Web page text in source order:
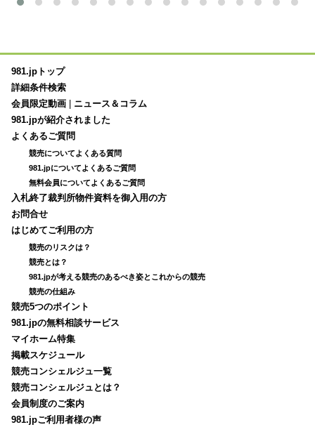
981.jpトップ
詳細条件検索
会員限定動画
ニュース＆コラム
981.jpが紹介されました
よくあるご質問
競売についてよくある質問
981.jpについてよくあるご質問
無料会員についてよくあるご質問
入札終了裁判所物件資料を御入用の方
お問合せ
はじめてご利用の方
競売のリスクは？
競売とは？
981.jpが考える競売のあるべき姿とこれからの競売
競売の仕組み
競売5つのポイント
981.jpの無料相談サービス
マイホーム特集
掲載スケジュール
競売コンシェルジュ一覧
競売コンシェルジュとは？
会員制度のご案内
981.jpご利用者様の声